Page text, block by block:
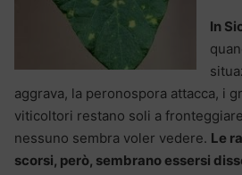
In
aggrava, la peronospora attacca, i
viticoltori restano soli a
nessuno sembra voler vedere. Le
scorsi, però, sembrano essersi